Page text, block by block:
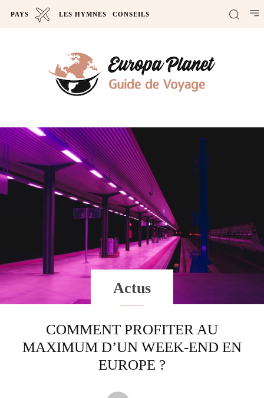
PAYS LES HYMNES CONSEILS
Actus
COMMENT PROFITER AU
MAXIMUM D’UN WEEK-END EN
EUROPE ?